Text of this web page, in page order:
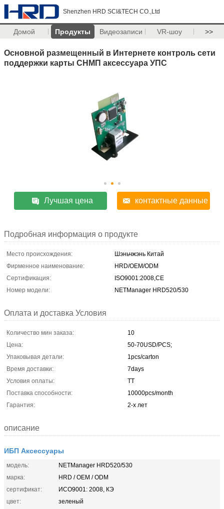
Shenzhen HRD SCI&TECH CO.,Ltd
Домой Продукты Видеозаписи VR-шоу >>
Основной размещенный в Интернете контроль сети
поддержки карты СНМП аксессуара УПС
Лучшая цена контактные данные
Подробная информация о продукте
Место происхождения:
Шэньчжэнь Китай
Фирменное наименование:
HRD/OEM/ODM
Сертификация:
ISO9001:2008,CE
Номер модели:
NETManager HRD520/530
Оплата и доставка Условия
Количество мин заказа:
10
Цена:
50-70USD/PCS;
Упаковывая детали:
1pcs/carton
Время доставки:
7days
Условия оплаты:
TT
Поставка способности:
10000pcs/month
Гарантия:
2-х лет
описание
ИБП Аксессуары
модель:
NETManager HRD520/530
марка:
HRD / OEM / ODM
сертификат:
ИСО9001: 2008, КЭ
цвет:
зеленый